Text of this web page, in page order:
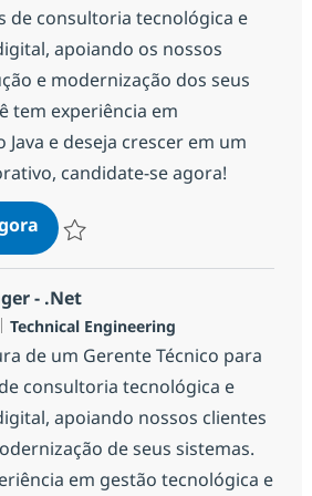
de consultoria tecnológica e
apoiando os nossos
e modernização dos seus
tem experiência em
e deseja crescer em um
candidate-se agora!
Consultor Java
- .Net
Categoria
Technical Engineering
de um Gerente Técnico para
consultoria tecnológica e
apoiando nossos clientes
de seus sistemas.
em gestão tecnológica e